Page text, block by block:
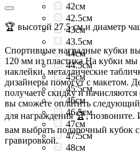
42см
42.5см
43см
43.5см
44см
44.5см
45см
45.5см
46см
46.5см
47см
47.5см
48см
🏆 высотой 27.5 см и диаметр
Спортивные наградные кубки
120 мм из пластика На кубки мы
наклейки, металлические
дизайнеры помогут с макетом.
получаете скидку и
вы сможете оплатить
для награждения 🏆,
вам выбрать подарочный кубок
гравировкой.